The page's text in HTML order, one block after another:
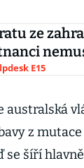
ze
E15
australská
z
se šíří